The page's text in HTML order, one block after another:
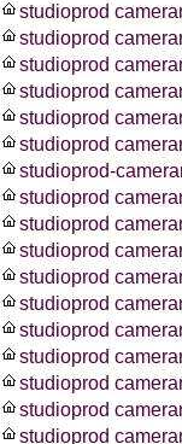
studioprod
studioprod
studioprod
studioprod
studioprod
studioprod
studioprod-
studioprod
studioprod
studioprod
studioprod
studioprod
studioprod
studioprod
studioprod
studioprod
studioprod